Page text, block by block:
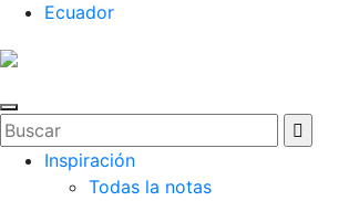
Ecuador
Inspiración
Todas la notas